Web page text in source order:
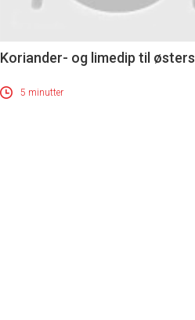
Koriander- og limedip til østers
5 minutter